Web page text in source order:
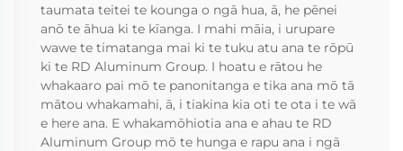
taumata teitei te kounga o ngā hua, ā, he pēnei
anō te āhua ki te kīanga. I mahi māia, i urupare
wawe te timatanga mai ki te tuku atu ana te rōpū
ki te RD Aluminum Group. I hoatu e rātou he
whakaaro pai mō te panonitanga e tika ana mō tā
mātou whakamahi, ā, i tiakina kia oti te ota i te wā
e here ana. E whakamōhiotia ana e ahau te RD
Aluminum Group mō te hunga e rapu ana i ngā